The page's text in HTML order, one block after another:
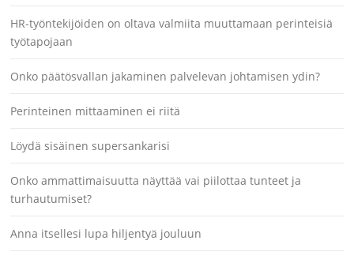
HR-työntekijöiden on oltava valmiita muuttamaan perinteisiä
työtapojaan
Onko päätösvallan jakaminen palvelevan johtamisen ydin?
Perinteinen mittaaminen ei riitä
Löydä sisäinen supersankarisi
Onko ammattimaisuutta näyttää vai piilottaa tunteet ja
turhautumiset?
Anna itsellesi lupa hiljentyä jouluun